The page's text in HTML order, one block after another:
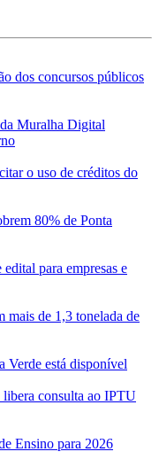
dos concursos públicos
Muralha Digital
o uso de créditos do
80% de Ponta
para empresas e
mais de 1,3 tonelada de
Verde está disponível
libera consulta ao IPTU
Ensino para 2026